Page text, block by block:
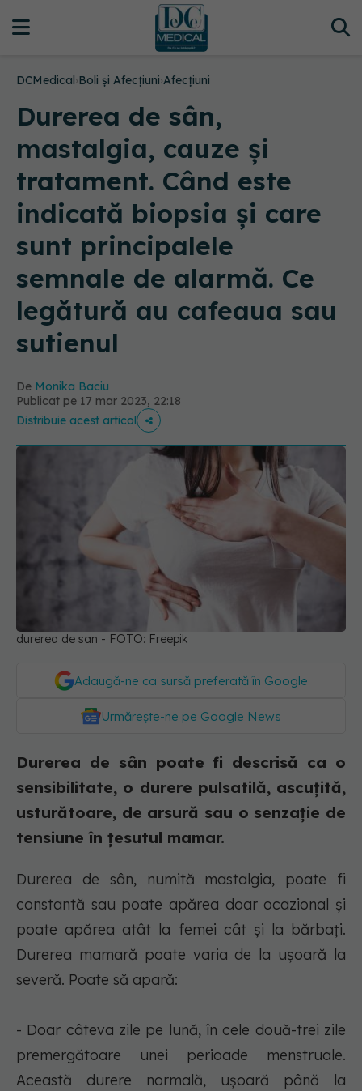
DCMedical›Boli și Afecțiuni›Afecțiuni
Durerea de sân,
mastalgia, cauze și
tratament. Când este
indicată biopsia și care
sunt principalele
semnale de alarmă. Ce
legătură au cafeaua sau
sutienul
De Monika Baciu
Publicat pe 17 mar 2023, 22:18
Distribuie acest articol
durerea de san - FOTO: Freepik
Adaugă-ne ca sursă preferată în Google
Urmărește-ne pe Google News
Durerea de sân poate fi descrisă ca o
sensibilitate, o durere pulsatilă, ascuțită,
usturătoare, de arsură sau o senzație de
tensiune în țesutul mamar.
Durerea de sân, numită mastalgia, poate fi
constantă sau poate apărea doar ocazional și
poate apărea atât la femei cât și la bărbați.
Durerea mamară poate varia de la ușoară la
severă. Poate să apară:
- Doar câteva zile pe lună, în cele două-trei zile
premergătoare unei perioade menstruale.
Această durere normală, ușoară până la